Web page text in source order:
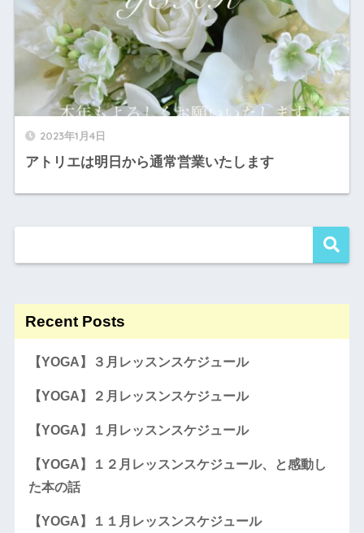
2023年1月4日
アトリエは明日から通常営業いたします
Recent Posts
【YOGA】３月レッスンスケジュール
【YOGA】２月レッスンスケジュール
【YOGA】１月レッスンスケジュール
【YOGA】１２月レッスンスケジュール、と感動し
た本の話
【YOGA】１１月レッスンスケジュール